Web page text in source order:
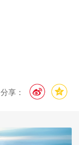
分享：